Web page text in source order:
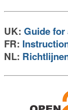
UK: Guide for
FR:
NL: